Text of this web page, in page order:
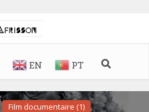
EN PT
Film documentaire (1)